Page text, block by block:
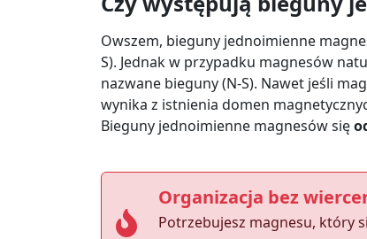
Owszem, bieguny jednoimienne
S). Jednak w przypadku magnesów
nazwane bieguny (N-S). Nawet jeśli
wynika z istnienia domen
Bieguny jednoimienne magnesów się
Organizacja bez
Potrzebujesz magnesu, który